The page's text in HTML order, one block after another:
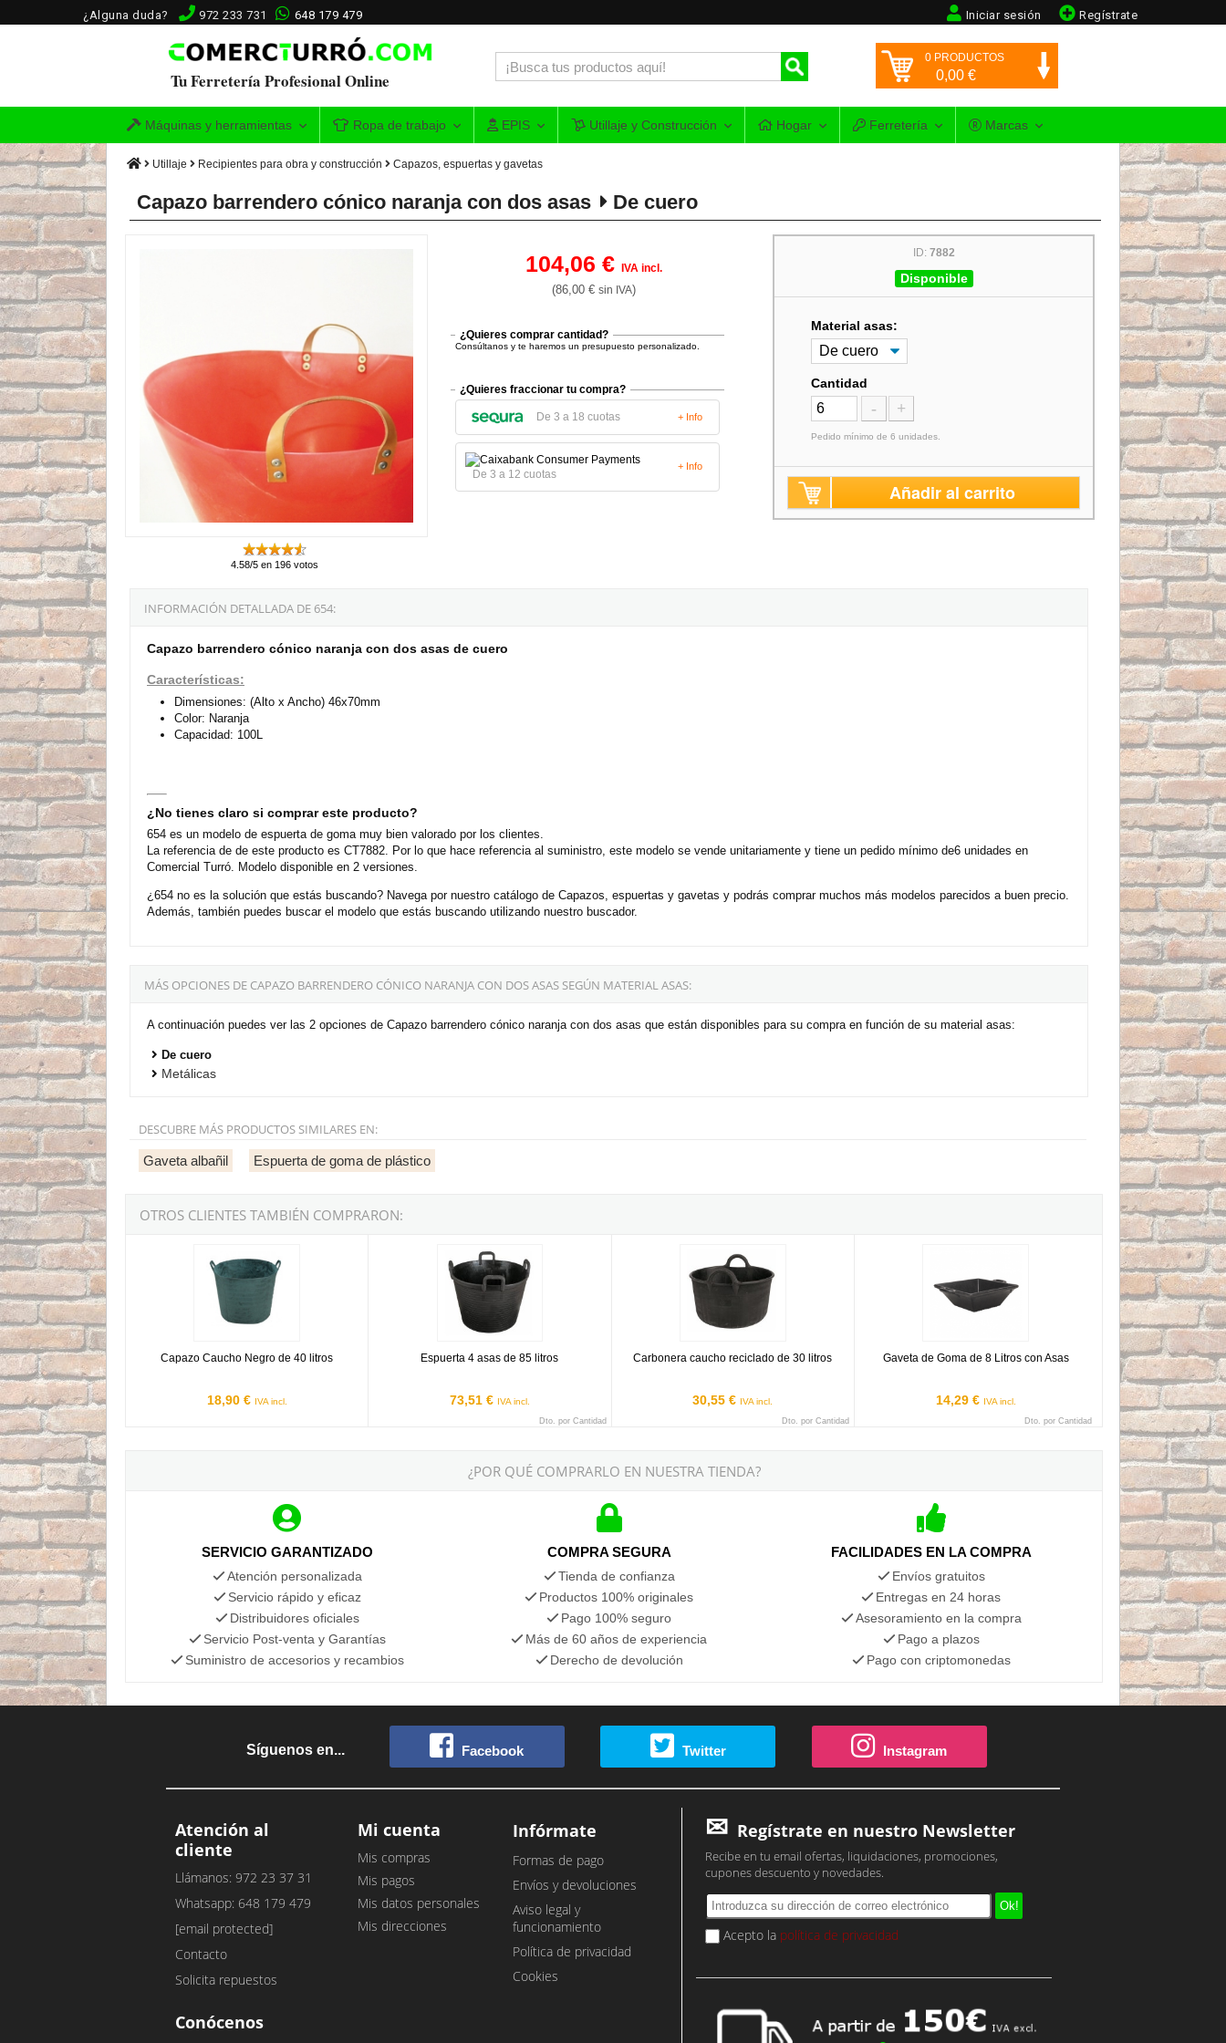
¿Alguna duda? 972 233 731 648 179 479 Regístrate
Iniciar sesión
Tu Ferretería Profesional Online
0 PRODUCTOS
0,00 €
Máquinas y herramientas Ropa de trabajo EPIS Utillaje y Construcción Hogar Ferretería Marcas
Utillaje Recipientes para obra y construcción Capazos, espuertas y gavetas
Capazo barrendero cónico naranja con dos asas De cuero
4.58/5 en 196 votos
104,06 €IVA incl.
(86,00 €sin IVA)
¿Quieres comprar cantidad?
Consúltanos y te haremos un presupuesto personalizado.
¿Quieres fraccionar tu compra?
De 3 a 18 cuotas + Info
De 3 a 12 cuotas
+ Info
ID: 7882
Disponible
Material asas:
Cantidad
- +
Pedido mínimo de 6 unidades.
Añadir al carrito
INFORMACIÓN DETALLADA DE 654:
Capazo barrendero cónico naranja con dos asas de cuero
Características:
Dimensiones: (Alto x Ancho) 46x70mm
Color: Naranja
Capacidad: 100L
¿No tienes claro si comprar este producto?
654 es un modelo de espuerta de goma muy bien valorado por los clientes.
La referencia de de este producto es CT7882. Por lo que hace referencia al suministro, este modelo se vende unitariamente y tiene un pedido mínimo de6 unidades en
Comercial Turró. Modelo disponible en 2 versiones.
¿654 no es la solución que estás buscando? Navega por nuestro catálogo de Capazos, espuertas y gavetas y podrás comprar muchos más modelos parecidos a buen precio.
Además, también puedes buscar el modelo que estás buscando utilizando nuestro buscador.
MÁS OPCIONES DE CAPAZO BARRENDERO CÓNICO NARANJA CON DOS ASAS SEGÚN MATERIAL ASAS:
A continuación puedes ver las 2 opciones de Capazo barrendero cónico naranja con dos asas que están disponibles para su compra en función de su material asas:
De cuero
Metálicas
DESCUBRE MÁS PRODUCTOS SIMILARES EN:
Gaveta albañil Espuerta de goma de plástico
OTROS CLIENTES TAMBIÉN COMPRARON:
Capazo Caucho Negro de 40 litros
18,90 € IVA incl.
Espuerta 4 asas de 85 litros
73,51 € IVA incl.
Dto. por Cantidad
Carbonera caucho reciclado de 30 litros
30,55 € IVA incl.
Dto. por Cantidad
Gaveta de Goma de 8 Litros con Asas
14,29 € IVA incl.
Dto. por Cantidad
¿POR QUÉ COMPRARLO EN NUESTRA TIENDA?
SERVICIO GARANTIZADO
Atención personalizada
Servicio rápido y eficaz
Distribuidores oficiales
Servicio Post-venta y Garantías
Suministro de accesorios y recambios
COMPRA SEGURA
Tienda de confianza
Productos 100% originales
Pago 100% seguro
Más de 60 años de experiencia
Derecho de devolución
FACILIDADES EN LA COMPRA
Envíos gratuitos
Entregas en 24 horas
Asesoramiento en la compra
Pago a plazos
Pago con criptomonedas
Síguenos en... Facebook Twitter Instagram
Atención al
cliente
Llámanos: 972 23 37 31
Whatsapp: 648 179 479
[email protected]
Contacto
Solicita repuestos
Conócenos
Mi cuenta
Mis compras
Mis pagos
Mis datos personales
Mis direcciones
Infórmate
Formas de pago
Envíos y devoluciones
Aviso legal y
funcionamiento
Política de privacidad
Cookies
Regístrate en nuestro Newsletter
Recibe en tu email ofertas, liquidaciones, promociones,
cupones descuento y novedades.
Acepto la política de privacidad